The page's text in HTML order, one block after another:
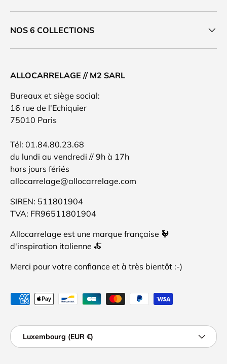
NOS 6 COLLECTIONS
ALLOCARRELAGE // M2 SARL
Bureaux et siège social:
16 rue de l'Echiquier
75010 Paris
Tél: 01.84.80.23.68
du lundi au vendredi // 9h à 17h
hors jours fériés
allocarrelage@allocarrelage.com
SIREN: 511801904
TVA: FR96511801904
Allocarrelage est une marque française 🐓
d'inspiration italienne 🍝
Merci pour votre confiance et à très bientôt :-)
Moyens de paiement acceptés
Pays
Luxembourg (EUR €)